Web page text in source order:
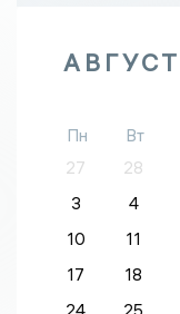
АВГУСТ
Пн Вт
27
28
3
4
10
11
17
18